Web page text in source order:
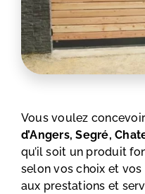
Vous voulez
d’Angers, Segré,
qu’il soit un produit
selon vos choix et vos
aux prestations et